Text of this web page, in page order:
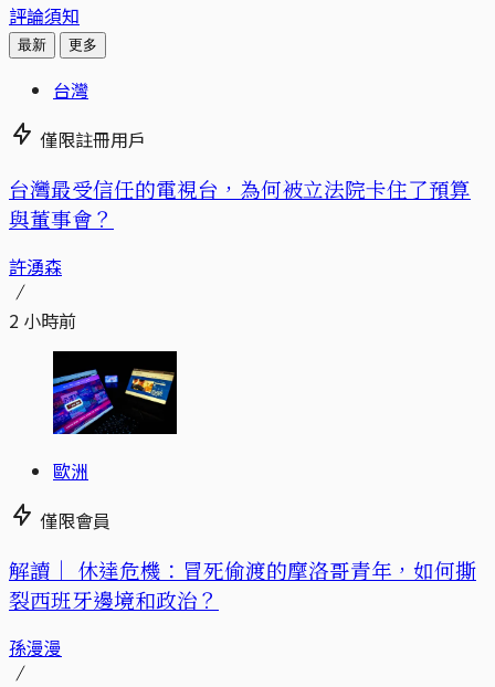
評論須知
最新 更多
台灣
僅限註冊用戶
台灣最受信任的電視台，為何被立法院卡住了預算
與董事會？
許湧森
2 小時前
歐洲
僅限會員
解讀｜ 休達危機：冒死偷渡的摩洛哥青年，如何撕
裂西班牙邊境和政治？
孫漫漫